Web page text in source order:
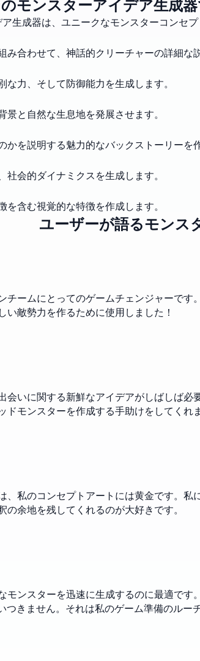
モンスターアイデア生成
生成器は、ユニークなモンスターコンセ
合わせて、神話的クリーチャーの詳細な
力、そして防御能力を生成します。
と自然な生息地を発展させます。
を説明する魅力的なバックストーリーを
会的ダイナミクスを生成します。
含む視覚的な特徴を作成します。
ユーザーが語るモンス
チームにとってのゲームチェンジャーで
敵勢力を作るために使用しました！
会いに関する新鮮なアイデアがしばしば
モンスターを作成する手助けをしてくれま
、私のコンセプトアートには黄金です。
余地を残してくれるのが大好きです。
モンスターを迅速に生成するのに最適で
きません。それは私のゲーム準備のルー